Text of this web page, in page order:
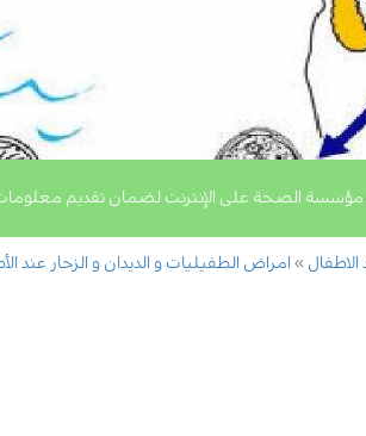
الصحة على الإنترنت لضمان تقديم
الاطفال امراض الطفيليات و الديدان و الزحار عند